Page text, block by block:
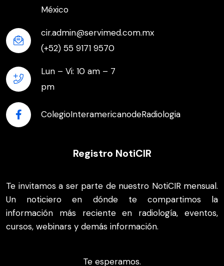
México
cir.admin@servimed.com.mx
(+52) 55 9171 9570
Lun – Vi: 10 am – 7
pm
ColegioInteramericanodeRadiologia
Registro NotiCIR
Te invitamos a ser parte de nuestro NotiCIR mensual.
Un noticiero en dónde te compartimos la
información más reciente en radiología, eventos,
cursos, webinars y demás información.
Te esperamos.